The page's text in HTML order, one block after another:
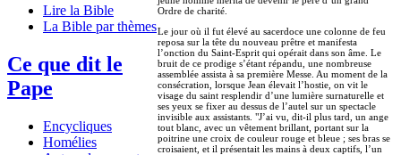
Lire la Bible
La Bible par thèmes
Ce que dit le
Pape
Encycliques
Homélies
Ordre de charité.
Le jour où il fut élevé au sacerdoce une colonne de feu
reposa sur la tête du nouveau prêtre et manifesta
l’onction du Saint-Esprit qui opérait dans son âme. Le
bruit de ce prodige s’étant répandu, une nombreuse
assemblée assista à sa première Messe. Au moment de la
consécration, lorsque Jean élevait l’hostie, on vit le
visage du saint resplendir d’une lumière surnaturelle et
ses yeux se fixer au dessus de l’autel sur un spectacle
invisible aux assistants. "J’ai vu, dit-il plus tard, un ange
tout blanc, avec un vêtement brillant, portant sur la
poitrine une croix de couleur rouge et bleue ; ses bras se
croisaient, et il présentait les mains à deux captifs, l’un